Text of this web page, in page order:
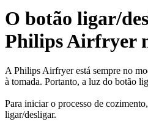
O botão ligar/
Philips Airfryer
A Philips Airfryer está sempre no
à tomada. Portanto, a luz do botão
Para iniciar o processo de
ligar/desligar.